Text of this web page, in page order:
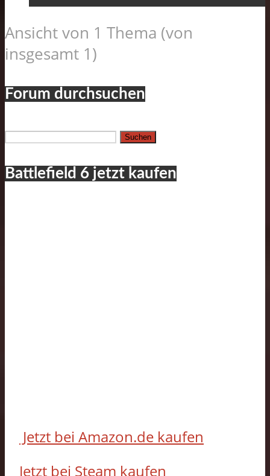
Ansicht von 1 Thema (von
insgesamt 1)
Forum durchsuchen
Suchen
Battlefield 6 jetzt kaufen
Jetzt bei Amazon.de kaufen
Jetzt bei Steam kaufen